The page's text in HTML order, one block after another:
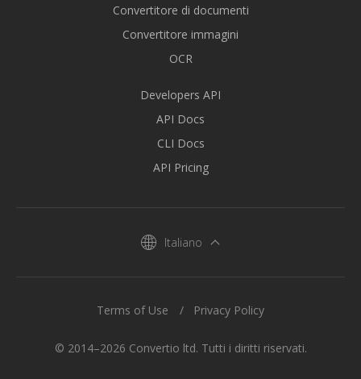
Convertitore di documenti
Convertitore immagini
OCR
Developers API
API Docs
CLI Docs
API Pricing
Italiano
© 2014–2026 Convertio ltd. Tutti i diritti riservati.
Terms of Use Privacy Policy